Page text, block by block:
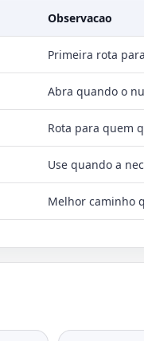
Observacao
Primeira rota
Abra quando o
Rota para quem
Use quando a
Melhor caminho